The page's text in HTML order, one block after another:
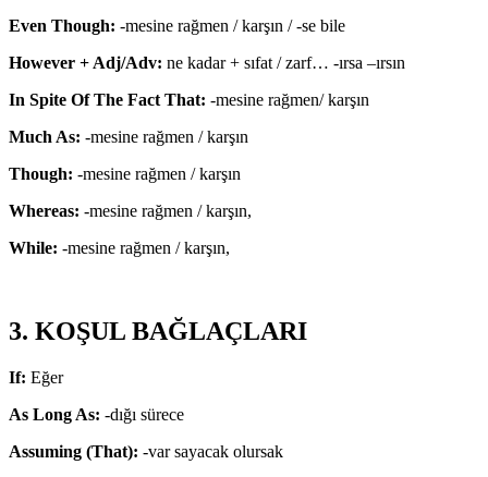
Even Though: -mesine rağmen / karşın / -se bile
However + Adj/Adv: ne kadar + sıfat / zarf… -ırsa –ırsın
In Spite Of The Fact That: -mesine rağmen/ karşın
Much As: -mesine rağmen / karşın
Though: -mesine rağmen / karşın
Whereas: -mesine rağmen / karşın,
While: -mesine rağmen / karşın,
3. KOŞUL BAĞLAÇLARI
If: Eğer
As Long As: -dığı sürece
Assuming (That): -var sayacak olursak